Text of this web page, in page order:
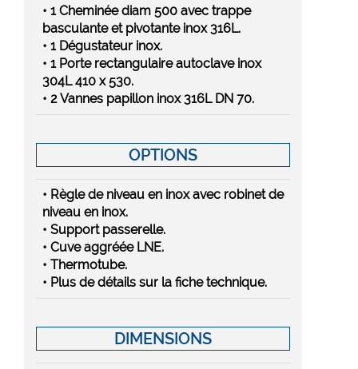
• 1 Cheminée diam 500 avec trappe
basculante et pivotante inox 316L.
• 1 Dégustateur inox.
• 1 Porte rectangulaire autoclave inox
304L 410 x 530.
• 2 Vannes papillon inox 316L DN 70.
OPTIONS
• Règle de niveau en inox avec robinet de
niveau en inox.
• Support passerelle.
• Cuve aggréée LNE.
• Thermotube.
• Plus de détails sur la fiche technique.
DIMENSIONS